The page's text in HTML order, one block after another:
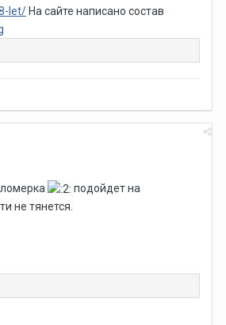
let/ На сайте написано состав
подойдет на
не тянется.